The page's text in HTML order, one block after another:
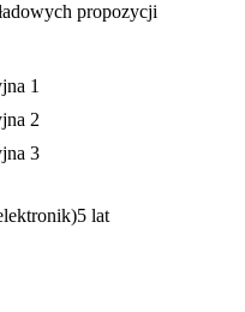
propozycji
1
2
3
5 lat